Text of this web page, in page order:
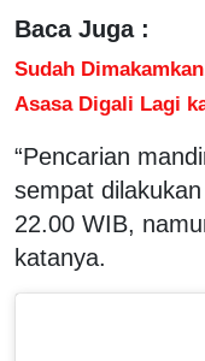
Baca Juga :
Sudah
Asasa Digali Lagi
“Pencarian
sempat
22.00 WIB,
katanya.